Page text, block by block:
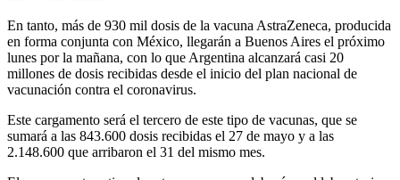
En tanto, más de 930 mil dosis de la vacuna AstraZeneca, producida
en forma conjunta con México, llegarán a Buenos Aires el próximo
lunes por la mañana, con lo que Argentina alcanzará casi 20
millones de dosis recibidas desde el inicio del plan nacional de
vacunación contra el coronavirus.
Este cargamento será el tercero de este tipo de vacunas, que se
sumará a las 843.600 dosis recibidas el 27 de mayo y a las
2.148.600 que arribaron el 31 del mismo mes.